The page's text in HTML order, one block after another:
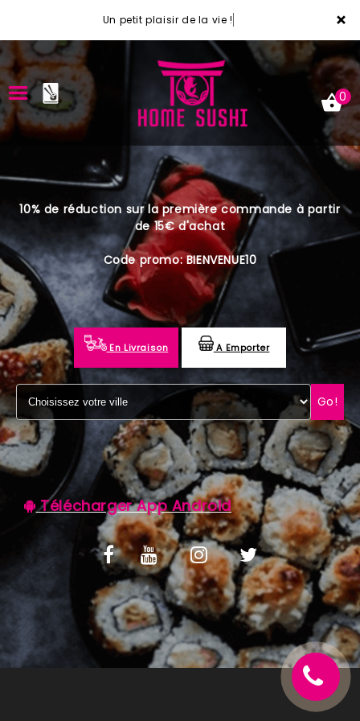
×
Un petit plaisir de la vie !
ACCUEIL
VOTRE COMPTE
NOTRE RESTAURANT
VOS AVIS
MENTIONS LÉGALES
C.G.V
0
10% de réduction sur la première commande à partir
de 15€ d'achat
Code promo: BIENVENUE10
En Livraison A Emporter
Go!
Télécharger App Android